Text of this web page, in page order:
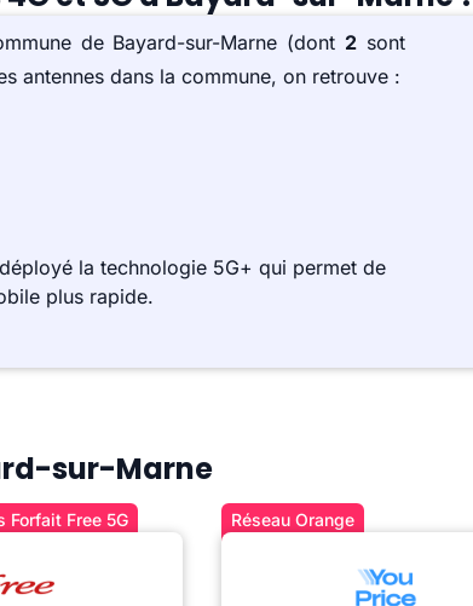
de Bayard-sur-Marne (dont 2 sont
antennes dans la commune, on retrouve :
la technologie 5G+ qui permet de
plus rapide.
sur-Marne
Forfait Free 5G Réseau Orange